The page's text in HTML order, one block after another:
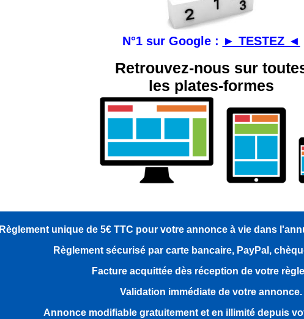
N°1 sur Google : ► TESTEZ ◄
Retrouvez-nous sur
les plates-formes
Règlement unique de 5€ TTC pour votre annonce à vie dans
Règlement sécurisé par carte bancaire, PayPal,
Facture acquittée dès réception de votre
Validation immédiate de votre annonce.
Annonce modifiable gratuitement et en illimité depuis